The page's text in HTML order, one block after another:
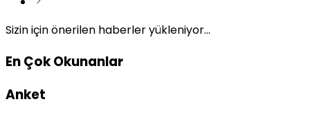
Sizin için önerilen haberler yükleniyor...
En Çok Okunanlar
Anket